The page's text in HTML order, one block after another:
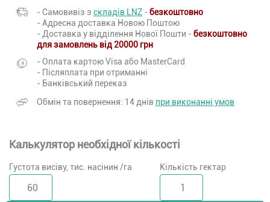
- Самовивіз з складів LNZ - безкоштовно
- Адресна доставка Новою Поштою
- Доставка у відділення Нової Пошти - безкоштовно
для замовлень від 20000 грн
- Оплата картою Visa або MasterCard
- Післяплата при отриманні
- Банківський переказ
Обмін та повернення: 14 днів при виконанні умов
Калькулятор необхідної кількості
Густота висіву, тис. насінин /га Кількість гектар